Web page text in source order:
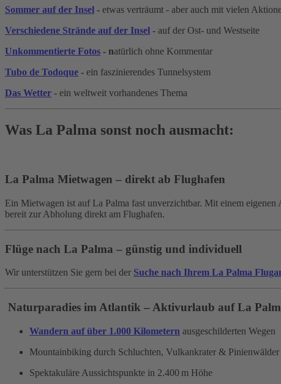
Sommer auf der Insel - etwas verträumt - aber auch mit vielen
Verschiedene Strände auf der Insel - auf der Ost- und Westseite
Unkommentierte Fotos - natürlich ohne Kommentar
Tubo de Todoque - ein faszinierendes Tunnelsystem
Das Wetter - ein weltweit vorhandenes Thema
Was La Palma sonst noch ausmacht:
La Palma Mietwagen – direkt ab Flughafen
Ein Mietwagen ist auf La Palma fast unverzichtbar. Mit einem
bereit zur Abholung direkt am Flughafen.
Flüge nach La Palma – günstig und individuell
Wir unterstützen Sie gern bei der Suche nach Ihrem La Palma
Naturparadies im Atlantik – Aktivurlaub auf La
Wandern auf über 1.000 Kilometern ausgeschilderten Wegen
Mountainbiking durch Schluchten, Vulkankrater & Pinienwälder
Spektakuläre Aussichtspunkte in 2.400 m Höhe